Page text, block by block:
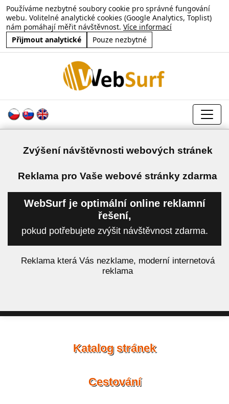
Používáme nezbytné soubory cookie pro správné fungování
webu. Volitelné analytické cookies (Google Analytics, Toplist)
nám pomáhají měřit návštěvnost. Více informací
Přijmout analytické
Pouze nezbytné
Zvýšení návštěvnosti webových stránek
Reklama pro Vaše webové stránky zdarma
WebSurf je optimální online reklamní
řešení,
pokud potřebujete zvýšit návštěvnost zdarma.
Reklama která Vás nezklame, moderní internetová
reklama
Katalog stránek
Cestování